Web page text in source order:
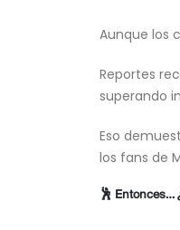
Aunque los
Reportes
superando
Eso
los fans de
🕺 Entonces…